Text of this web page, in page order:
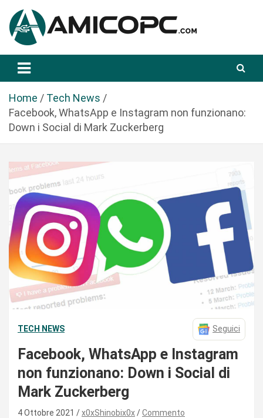
a
Amicopc.com
Home
Tech News
Facebook, WhatsApp e Instagram non funzionano:
Down i Social di Mark Zuckerberg
TECH NEWS Seguici
Facebook, WhatsApp e Instagram
non funzionano: Down i Social di
Mark Zuckerberg
4 Ottobre 2021 x0xShinobix0x Commento